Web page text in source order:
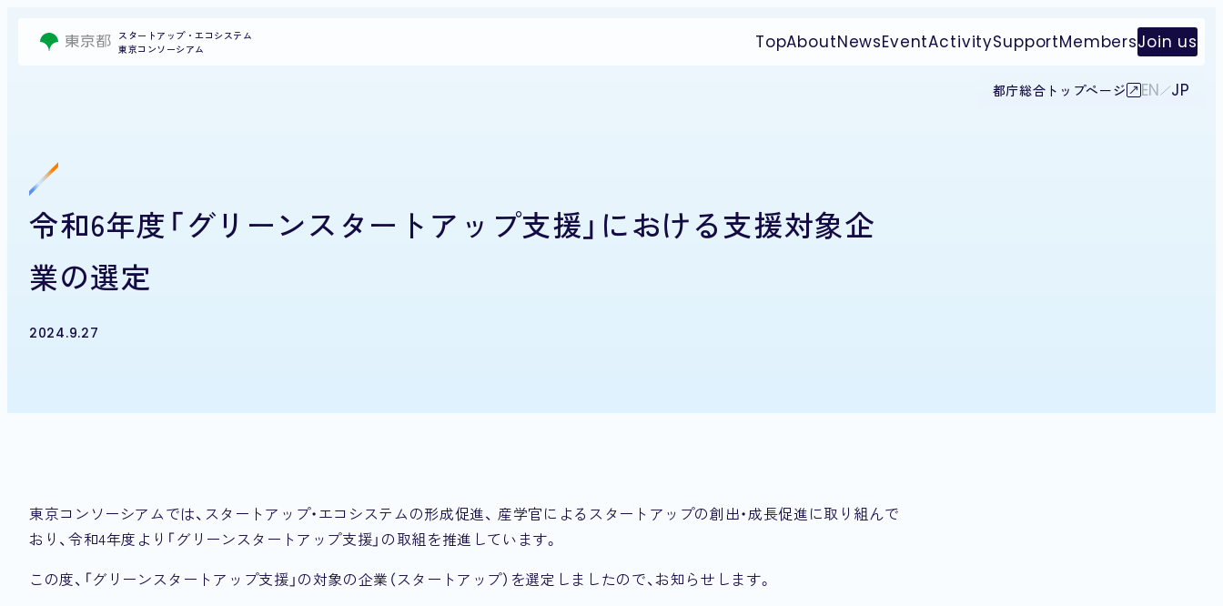
スタートアップ・エコシステム
東京コンソーシアム
TopAboutNewsEventActivitySupportMembersJoin us
都庁総合トップページ EN JP
令和6年度「グリーンスタートアップ支援」における支援対象企
業の選定
2024.9.27
東京コンソーシアムでは、スタートアップ・エコシステムの形成促進、 産学官によるスタートアップの創出・成長促進に取り組んで
おり、令和4年度より「グリーンスタートアップ支援」の取組を推進しています。
この度、「グリーンスタートアップ支援」の対象の企業（スタートアップ）を選定しましたので、お知らせします。